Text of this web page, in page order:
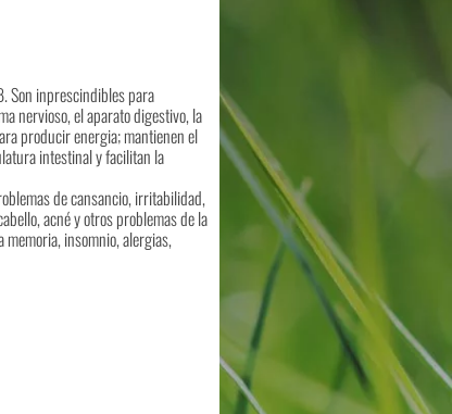
Son inprescindibles para
nervioso, el aparato digestivo, la
producir energia; mantienen el
intestinal y facilitan la
de cansancio, irritabilidad,
acné y otros problemas de la
insomnio, alergias,